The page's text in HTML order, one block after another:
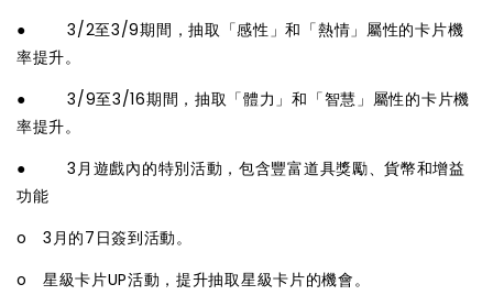
● 3/2至3/9期間，抽取「感性」和「熱情」屬性的卡片機
率提升。
● 3/9至3/16期間，抽取「體力」和「智慧」屬性的卡片機
率提升。
● 3月遊戲內的特別活動，包含豐富道具獎勵、貨幣和增益
功能
o 3月的7日簽到活動。
o 星級卡片UP活動，提升抽取星級卡片的機會。